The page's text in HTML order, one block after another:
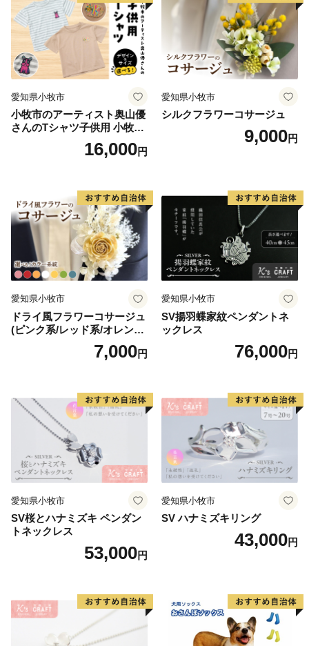
愛知県小牧市
小牧市のアーティスト奥山優
さんのTシャツ子供用 小牧市
16,000円
愛知県小牧市
シルクフラワーコサージュ
9,000円
愛知県小牧市
ドライ風フラワーコサージュ
(ピンク系/レッド系/オレンジ
系/ホワイト系/イエロー系/グ
リーン系/ブルー系）7,000円
愛知県小牧市
SV揚羽蝶家紋ペンダントネ
ックレス
76,000円
愛知県小牧市
SV桜とハナミズキ ペンダン
トネックレス
53,000円
愛知県小牧市
SV ハナミズキリング
43,000円